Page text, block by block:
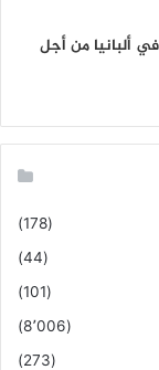
ألبانيا من أجل
(178)
(44)
(101)
(8٬006)
(273)